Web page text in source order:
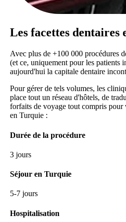
Les facettes dentaires
Avec plus de +100 000 procédures
(et ce, uniquement pour les patients
aujourd'hui la capitale dentaire
Pour gérer de tels volumes, les
place tout un réseau d'hôtels, de
forfaits de voyage tout compris pour
en Turquie :
Durée de la procédure
3 jours
Séjour en Turquie
5-7 jours
Hospitalisation